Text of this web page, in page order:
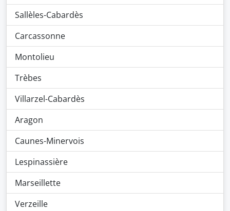
Sallèles-Cabardès
Carcassonne
Montolieu
Trèbes
Villarzel-Cabardès
Aragon
Caunes-Minervois
Lespinassière
Marseillette
Verzeille